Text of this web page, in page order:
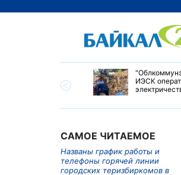
ИЭСК
САМОЕ ЧИТАЕМОЕ
Названы график работы и
телефоны горячей линии
городских теризбиркомов в